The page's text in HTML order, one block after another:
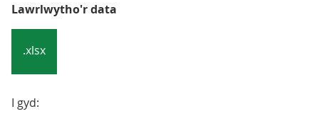
Lawrlwytho'r data
.xlsx
I gyd: